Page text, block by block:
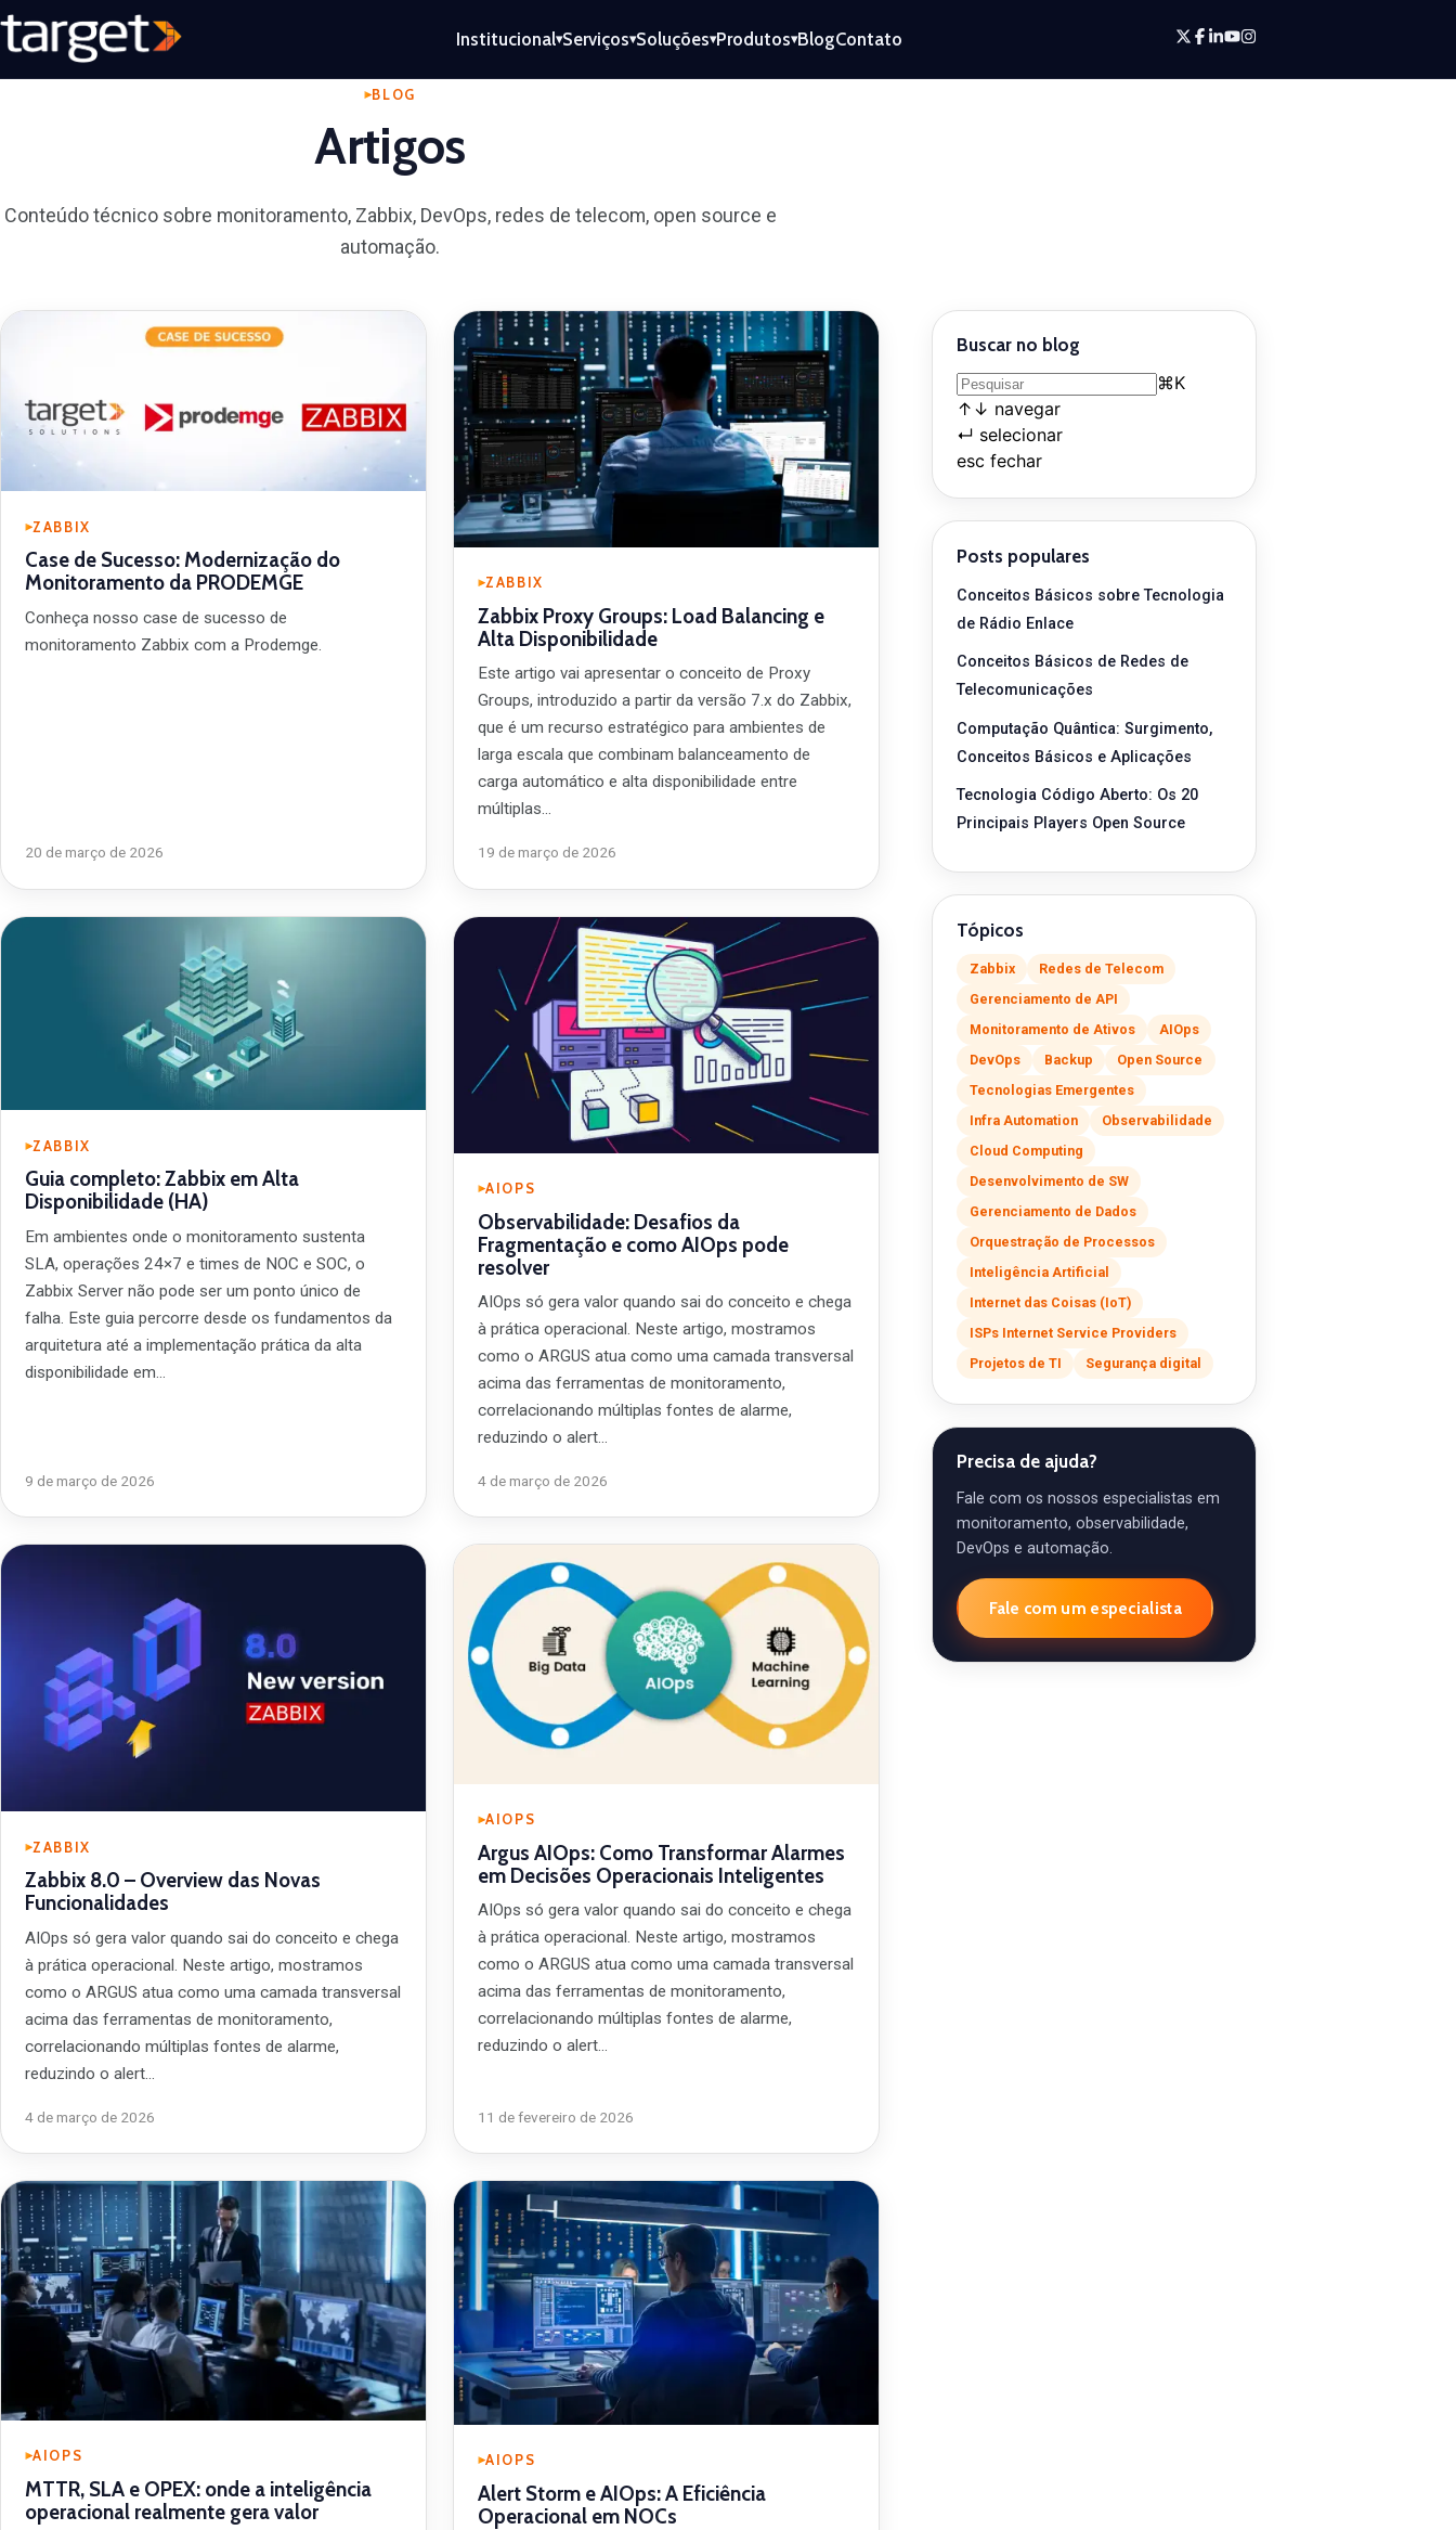
Institucional▾Serviços▾Soluções▾Produtos▾BlogContato
BLOG
Artigos
Conteúdo técnico sobre monitoramento, Zabbix, DevOps, redes de telecom, open source e
automação.
ZABBIX
Case de Sucesso: Modernização do
Monitoramento da PRODEMGE
Conheça nosso case de sucesso de
monitoramento Zabbix com a Prodemge.
20 de março de 2026
ZABBIX
Zabbix Proxy Groups: Load Balancing e
Alta Disponibilidade
Este artigo vai apresentar o conceito de Proxy
Groups, introduzido a partir da versão 7.x do Zabbix,
que é um recurso estratégico para ambientes de
larga escala que combinam balanceamento de
carga automático e alta disponibilidade entre
múltiplas…
19 de março de 2026
ZABBIX
Guia completo: Zabbix em Alta
Disponibilidade (HA)
Em ambientes onde o monitoramento sustenta
SLA, operações 24×7 e times de NOC e SOC, o
Zabbix Server não pode ser um ponto único de
falha. Este guia percorre desde os fundamentos da
arquitetura até a implementação prática da alta
disponibilidade em…
9 de março de 2026
AIOPS
Observabilidade: Desafios da
Fragmentação e como AIOps pode
resolver
AIOps só gera valor quando sai do conceito e chega
à prática operacional. Neste artigo, mostramos
como o ARGUS atua como uma camada transversal
acima das ferramentas de monitoramento,
correlacionando múltiplas fontes de alarme,
reduzindo o alert…
4 de março de 2026
ZABBIX
Zabbix 8.0 – Overview das Novas
Funcionalidades
AIOps só gera valor quando sai do conceito e chega
à prática operacional. Neste artigo, mostramos
como o ARGUS atua como uma camada transversal
acima das ferramentas de monitoramento,
correlacionando múltiplas fontes de alarme,
reduzindo o alert…
4 de março de 2026
AIOPS
Argus AIOps: Como Transformar Alarmes
em Decisões Operacionais Inteligentes
AIOps só gera valor quando sai do conceito e chega
à prática operacional. Neste artigo, mostramos
como o ARGUS atua como uma camada transversal
acima das ferramentas de monitoramento,
correlacionando múltiplas fontes de alarme,
reduzindo o alert…
11 de fevereiro de 2026
AIOPS
MTTR, SLA e OPEX: onde a inteligência
operacional realmente gera valor
AIOPS
Alert Storm e AIOps: A Eficiência
Operacional em NOCs
Buscar no blog
⌘K
↑ ↓ navegar
↵ selecionar
esc fechar
Posts populares
Conceitos Básicos sobre Tecnologia
de Rádio Enlace
Conceitos Básicos de Redes de
Telecomunicações
Computação Quântica: Surgimento,
Conceitos Básicos e Aplicações
Tecnologia Código Aberto: Os 20
Principais Players Open Source
Tópicos
Zabbix
Redes de Telecom
Gerenciamento de API
Monitoramento de Ativos
AIOps
DevOps
Backup
Open Source
Tecnologias Emergentes
Infra Automation
Observabilidade
Cloud Computing
Desenvolvimento de SW
Gerenciamento de Dados
Orquestração de Processos
Inteligência Artificial
Internet das Coisas (IoT)
ISPs Internet Service Providers
Projetos de TI
Segurança digital
Precisa de ajuda?
Fale com os nossos especialistas em
monitoramento, observabilidade,
DevOps e automação.
Fale com um especialista